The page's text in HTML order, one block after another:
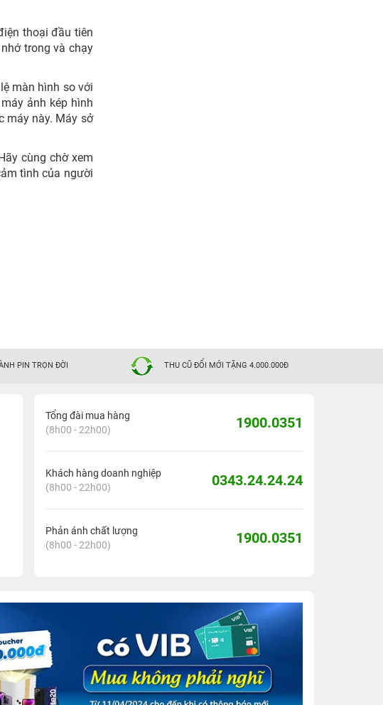
thoại đầu tiên
trong và chạy
màn hình so với
ảnh kép hình
máy này. Máy sở
cùng chờ xem
tình của người
PIN TRỌN ĐỜI THU CŨ ĐỔI MỚI TẶNG 4.000.000Đ
Tổng đài mua hàng
(8h00 - 22h00)
1900.0351
Khách hàng doanh nghiệp
(8h00 - 22h00)
0343.24.24.24
Phản ánh chất lượng
(8h00 - 22h00)
1900.0351